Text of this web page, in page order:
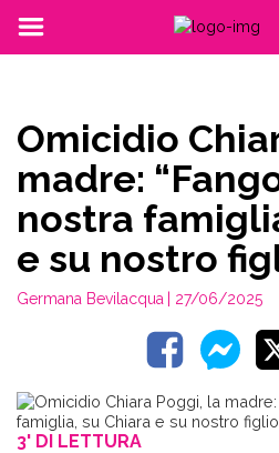
Omicidio
madre:
nostra
e su nostro
Germana Bevilacqua | 27/06/2025
3' DI LETTURA